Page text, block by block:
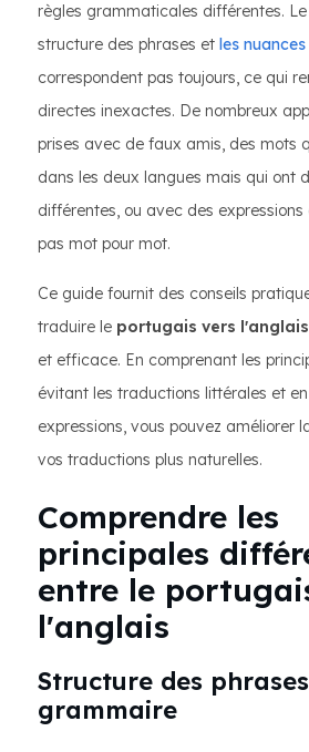
règles grammaticales différentes.
structure des phrases et les
correspondent pas toujours, ce qui
directes inexactes. De nombreux
prises avec de faux amis, des mots
dans les deux langues mais qui ont
différentes, ou avec des
pas mot pour mot.
Ce guide fournit des conseils
traduire le portugais vers
et efficace. En comprenant les
évitant les traductions littérales et
expressions, vous pouvez améliorer
vos traductions plus naturelles.
Comprendre les
principales
entre le
l'anglais
Structure des
grammaire